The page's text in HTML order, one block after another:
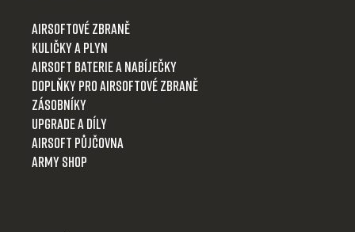
Airsoftové zbraně
Kuličky a plyn
Airsoft baterie a nabíječky
Doplňky pro airsoftové zbraně
Zásobníky
Upgrade a díly
Airsoft půjčovna
Army shop